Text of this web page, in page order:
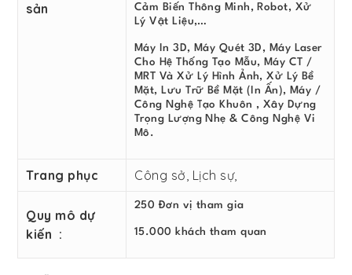
sản
Cảm Biến Thông Minh, Robot, Xử
Lý Vật Liệu,…
Máy In 3D, Máy Quét 3D, Máy Laser
Cho Hệ Thống Tạo Mẫu, Máy CT /
MRT Và Xử Lý Hình Ảnh, Xử Lý Bề
Mặt, Lưu Trữ Bề Mặt (In Ấn), Máy /
Công Nghệ Tạo Khuôn , Xây Dựng
Trọng Lượng Nhẹ & Công Nghệ Vi
Mô.
Trang phục Công sở, Lịch sự,
Quy mô dự
kiến :
250 Đơn vị tham gia
15.000 khách tham quan